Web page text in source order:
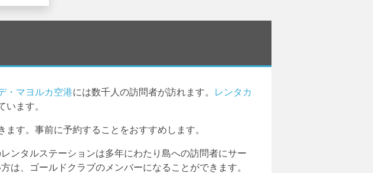
・マヨルカ空港には数千人の訪問者が訪れます。
レンタカ
ます。
す。事前に予約することをおすすめします。
ンタルステーションは多年にわたり島への訪問者にサー
は、ゴールドクラブのメンバーになることができます。